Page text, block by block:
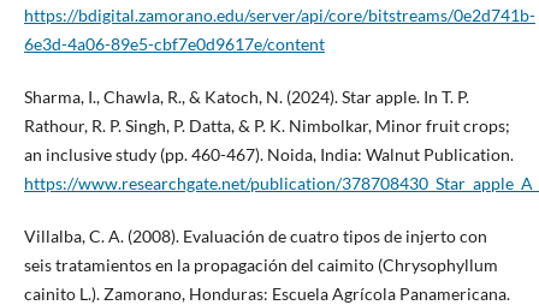
https://bdigital.zamorano.edu/server/api/core/bitstreams/0e2d741b-
6e3d-4a06-89e5-cbf7e0d9617e/content
Sharma, I., Chawla, R., & Katoch, N. (2024). Star apple. In T. P.
Rathour, R. P. Singh, P. Datta, & P. K. Nimbolkar, Minor fruit crops;
an inclusive study (pp. 460-467). Noida, India: Walnut Publication.
https://www.researchgate.net/publication/
Villalba, C. A. (2008). Evaluación de cuatro tipos de injerto con
seis tratamientos en la propagación del caimito (Chrysophyllum
cainito L.). Zamorano, Honduras: Escuela Agrícola Panamericana.